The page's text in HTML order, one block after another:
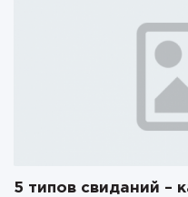
5 типов свиданий –